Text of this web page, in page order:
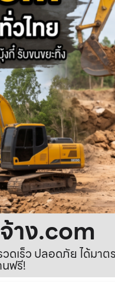
าง.com
เร็ว ปลอดภัย ได้มาต
นฟรี!